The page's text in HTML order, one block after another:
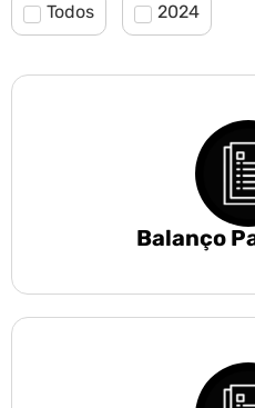
Todos 2024
Balanço